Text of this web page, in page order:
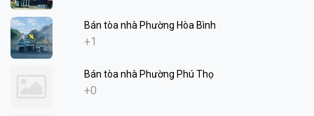
Bán tòa nhà Phường Hòa Bình
+1
Bán tòa nhà Phường Phú Thọ
+0